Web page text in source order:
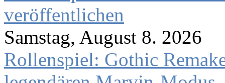
veröffentlichen
Samstag, August 8. 2026
Rollenspiel: Gothic